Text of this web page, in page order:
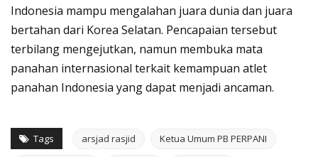
Indonesia mampu mengalahan juara dunia dan juara
bertahan dari Korea Selatan. Pencapaian tersebut
terbilang mengejutkan, namun membuka mata
panahan internasional terkait kemampuan atlet
panahan Indonesia yang dapat menjadi ancaman.
Tags arsjad rasjid Ketua Umum PB PERPANI